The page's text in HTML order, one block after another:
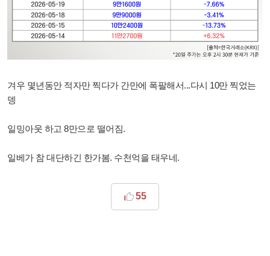
겨우 몇년동안 적자만 찍다가 간만에 폭팔해서...다시 10만 찍었는
뎅
일밍아웃 하고 8만으로 떨어짐.
일베가 참 대단하긴 한가봄. 수천억을 태우네.
55